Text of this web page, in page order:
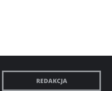
REDAKCJA